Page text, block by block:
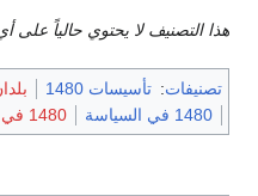
هذا التصنيف لا يحتوي حالياً على
تصنيفات: تأسيسات 1480
1480 في السياسة
1480 في العلاقات الدولية